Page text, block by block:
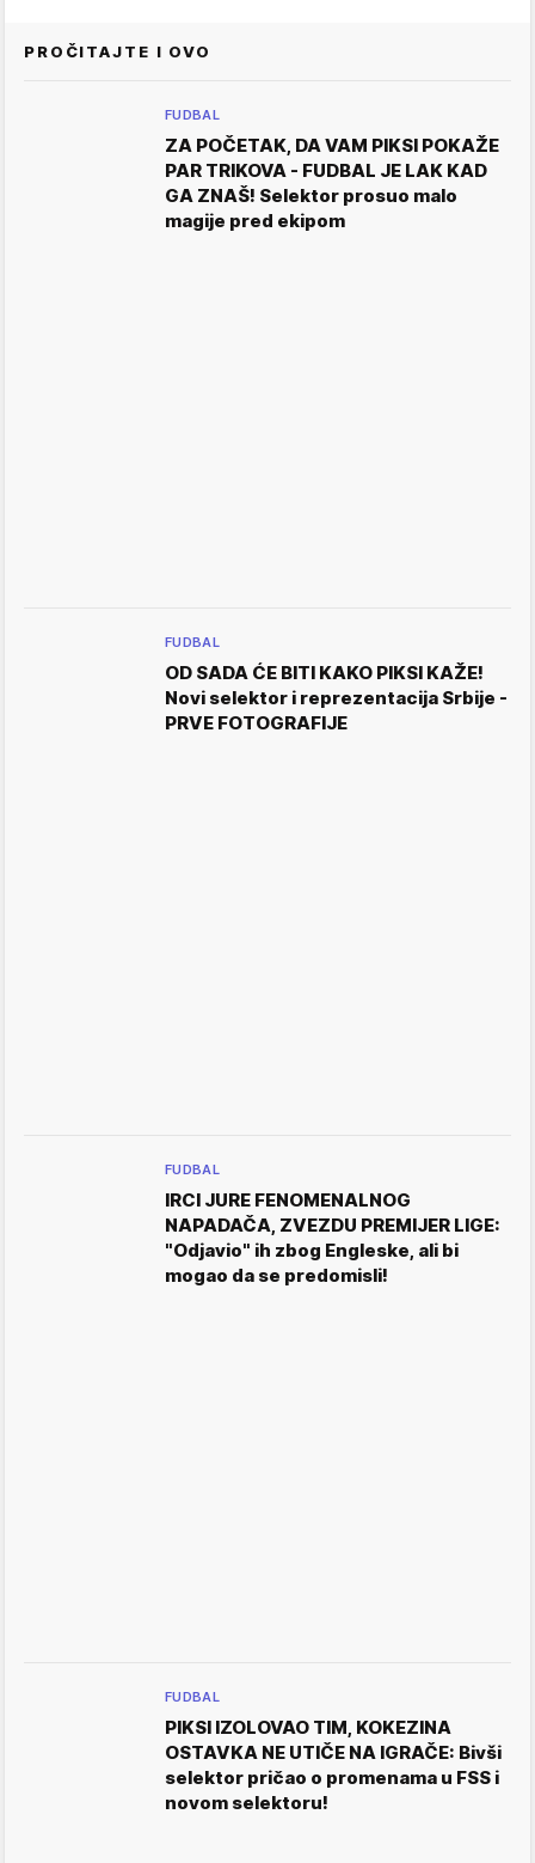
PROČITAJTE I OVO
FUDBAL
ZA POČETAK, DA VAM PIKSI POKAŽE
PAR TRIKOVA - FUDBAL JE LAK KAD
GA ZNAŠ! Selektor prosuo malo
magije pred ekipom
FUDBAL
OD SADA ĆE BITI KAKO PIKSI KAŽE!
Novi selektor i reprezentacija Srbije -
PRVE FOTOGRAFIJE
FUDBAL
IRCI JURE FENOMENALNOG
NAPADAČA, ZVEZDU PREMIJER LIGE:
"Odjavio" ih zbog Engleske, ali bi
mogao da se predomisli!
FUDBAL
PIKSI IZOLOVAO TIM, KOKEZINA
OSTAVKA NE UTIČE NA IGRAČE: Bivši
selektor pričao o promenama u FSS i
novom selektoru!